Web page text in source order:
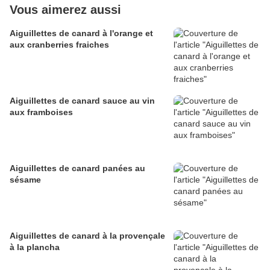
Vous aimerez aussi
Aiguillettes de canard à l'orange et
aux cranberries fraiches
Aiguillettes de canard sauce au vin
aux framboises
Aiguillettes de canard panées au
sésame
Aiguillettes de canard à la provençale
à la plancha